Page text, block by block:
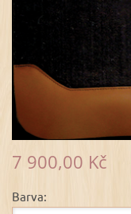
7 900,00 Kč
Barva: